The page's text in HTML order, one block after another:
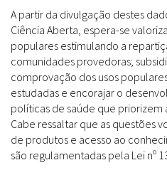
A partir da divulgação destes
Ciência Aberta, espera-se
populares estimulando a
comunidades provedoras;
comprovação dos usos
estudadas e encorajar o
políticas de saúde que priorizem
Cabe ressaltar que as questões
de produtos e acesso ao
são regulamentadas pela Lei nº